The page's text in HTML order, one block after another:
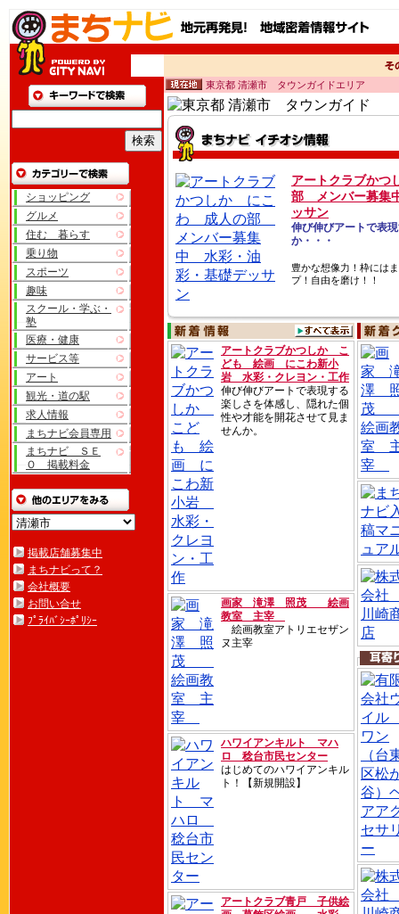
ショッピング
グルメ
住む 暮らす
乗り物
スポーツ
趣味
スクール・学ぶ・
塾
医療・健康
サービス等
アート
観光・道の駅
求人情報
まちナビ会員専用
まちナビ ＳＥ
Ｏ 掲載料金
掲載店舗募集中
まちナビって？
会社概要
お問い合せ
ﾌﾟﾗｲﾊﾞｼｰﾎﾟﾘｼｰ
東京都 清瀬市 タウンガイドエリア
アートクラブか
部 メンバー募集
ッサン
伸び伸びアートで表
か・・・
豊かな想像力！枠には
プ！自由を磨け！！
アートクラブかつしか こ
ども 絵画 にこわ新小
岩 水彩・クレヨン・工作
伸び伸びアートで表現する
楽しさを体感し、隠れた個
性や才能を開花させて見ま
せんか。
画家 滝澤 照茂 絵画
教室 主宰
絵画教室アトリエセザン
ヌ主宰
ハワイアンキルト マハ
ロ 稔台市民センター
はじめてのハワイアンキル
ト！【新規開設】
アートクラブ青戸 子供絵